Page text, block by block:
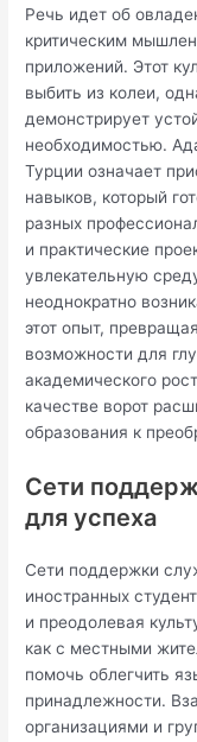
Речь идет об
критическим
приложений. Этот
выбить из колеи,
демонстрирует
необходимостью.
Турции означает
навыков, который
разных
и практические
увлекательную
неоднократно
этот опыт,
возможности для
академического
качестве ворот
образования к
Сети
для успеха
Сети поддержки
иностранных
и преодолевая
как с местными
помочь облегчить
принадлежности.
организациями и